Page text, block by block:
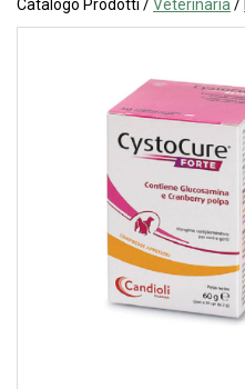
Catalogo Prodotti /Veterinaria /